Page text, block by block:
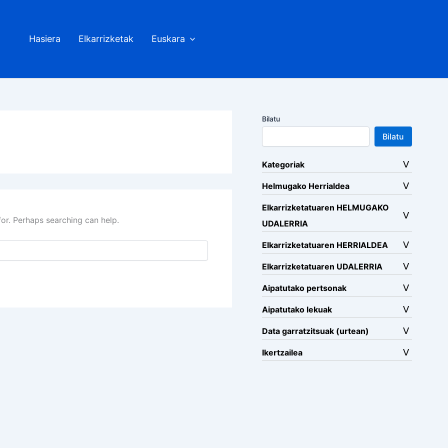
Hasiera Elkarrizketak Euskara
Perhaps searching can help.
Bilatu
Bilatu
Kategoriak
Helmugako Herrialdea
Elkarrizketatuaren HELMUGAKO
UDALERRIA
Elkarrizketatuaren HERRIALDEA
Elkarrizketatuaren UDALERRIA
Aipatutako pertsonak
Aipatutako lekuak
Data garratzitsuak (urtean)
Ikertzailea